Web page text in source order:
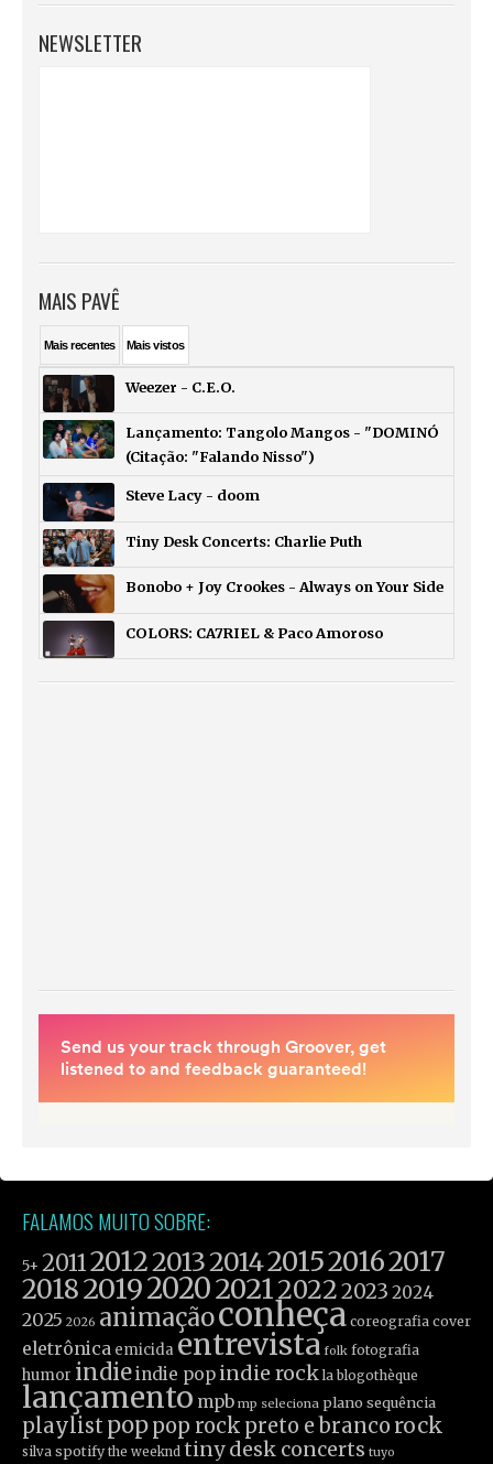
NEWSLETTER
MAIS PAVÊ
Maisrecentes Maisvistos
Weezer - C.E.O.
Lançamento: Tangolo Mangos - "DOMINÓ
(Citação: "Falando Nisso")
Steve Lacy - doom
Tiny Desk Concerts: Charlie Puth
Bonobo + Joy Crookes - Always on Your Side
COLORS: CA7RIEL & Paco Amoroso
FALAMOS MUITO SOBRE:
5+ 2011201220132014201520162017
201820192020202120222023 2024
2025 2026 animaçãoconheça coreografia cover
eletrônica emicida entrevista folk fotografia
humor indieindie pop indie rock la blogothèque
lançamento mpb mp seleciona plano sequência
playlist poppop rock preto e branco rock
silva spotify the weeknd tiny desk concerts tuyo